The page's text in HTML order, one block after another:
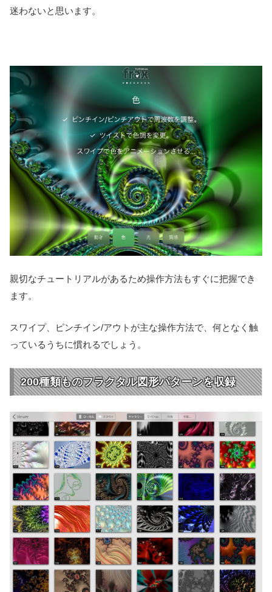
迷わないと思います。
親切なチュートリアルがあるため操作方法もすぐに把握でき
ます。
スワイプ、ピンチイン/アウトが主な操作方法で、何となく触
っているうちに慣れるでしょう。
200種類ものフラクタル図形パターンを収録